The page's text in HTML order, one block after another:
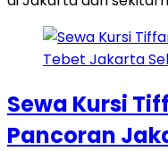
Sewa Kursi
Pancoran